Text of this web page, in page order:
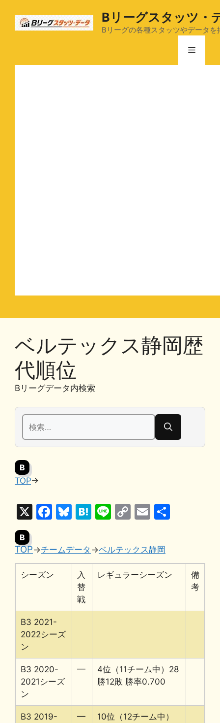
Bリーグスタッツ・
Bリーグの各種スタッツやデータを
メ
ベルテックス静岡歴
代順位
Bリーグデータ内検索
検
索:
B
TOP→
X
F
e
b
o
k
Bl
e
s
k
y
H
e
n
a
Li
e
C
p
y
Li
k
E
ai
l
B
TOP→チームデータ →ベルテックス静岡
シーズン
入
替
戦
レギュラーシーズン
備
考
B3 2021-
2022シーズ
ン
B3 2020-
2021シーズ
ン
━
4位（11チーム中）28
勝12敗 勝率0.700
B3 2019-
━
10位（12チーム中）